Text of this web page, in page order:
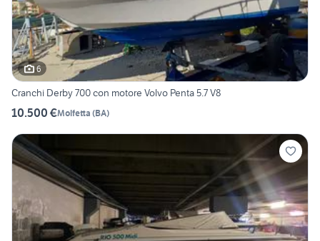
6
Cranchi Derby 700 con motore Volvo Penta 5.7 V8
10.500 €Molfetta (BA)